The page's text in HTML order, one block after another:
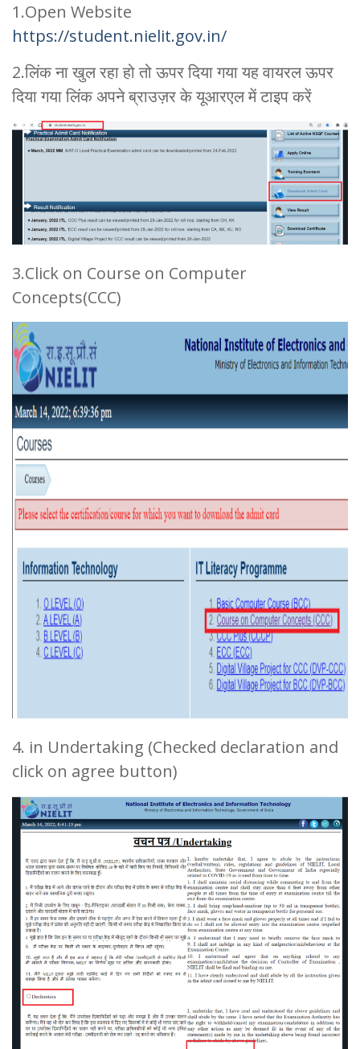
1.Open Website
https://student.nielit.gov.in/
2.लिंक ना खुल रहा हो तो ऊपर दिया गया यह वायरल ऊपर
दिया गया लिंक अपने ब्राउज़र के यूआरएल में टाइप करें
3.Click on Course on Computer
Concepts(CCC)
4. in Undertaking (Checked declaration and
click on agree button)